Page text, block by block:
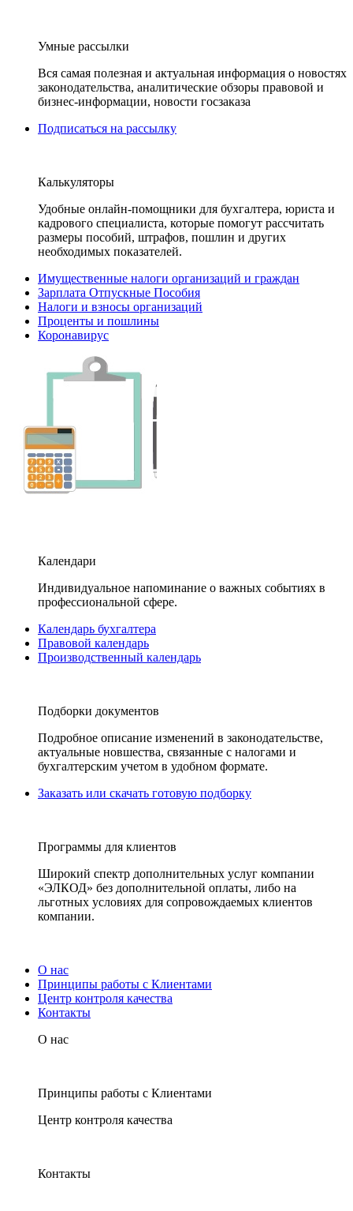
Умные рассылки
Вся самая полезная и актуальная информация о новостях
законодательства, аналитические обзоры правовой и
бизнес-информации, новости госзаказа
Подписаться на рассылку
Калькуляторы
Удобные онлайн-помощники для бухгалтера, юриста и
кадрового специалиста, которые помогут рассчитать
размеры пособий, штрафов, пошлин и других
необходимых показателей.
Имущественные налоги организаций и граждан
Зарплата Отпускные Пособия
Налоги и взносы организаций
Проценты и пошлины
Коронавирус
Календари
Индивидуальное напоминание о важных событиях в
профессиональной сфере.
Календарь бухгалтера
Правовой календарь
Производственный календарь
Подборки документов
Подробное описание изменений в законодательстве,
актуальные новшества, связанные с налогами и
бухгалтерским учетом в удобном формате.
Заказать или скачать готовую подборку
Программы для клиентов
Широкий спектр дополнительных услуг компании
«ЭЛКОД» без дополнительной оплаты, либо на
льготных условиях для сопровождаемых клиентов
компании.
О нас
Принципы работы с Клиентами
Центр контроля качества
Контакты
О нас
Принципы работы с Клиентами
Центр контроля качества
Контакты